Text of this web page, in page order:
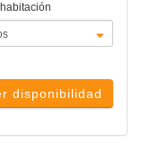
disponibilidad